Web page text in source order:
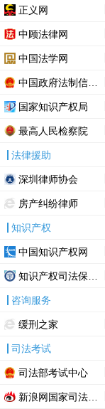
正义网
中顾法律网
中国法学网
国家知识产权局
最高人民检察院
法律援助
深圳律师协会
房产纠纷律师
知识产权
中国知识产权网
咨询服务
缓刑之家
司法考试
司法部考试中心